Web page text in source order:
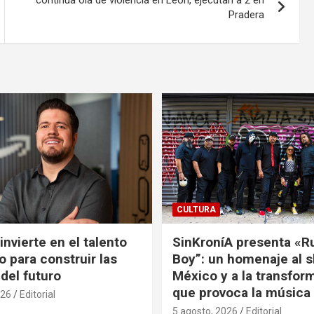
Pradera
en el talento
para construir las
futuro
Editorial
CULTURA
SinKroníA presenta
Boy”: un homenaje al
México y a la
que provoca la música
5 agosto, 2026 Editorial